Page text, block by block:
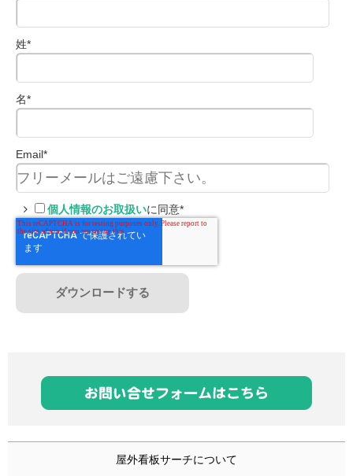
姓*
名*
Email*
個人情報のお取扱いに同意*
屋外看板サーチについて